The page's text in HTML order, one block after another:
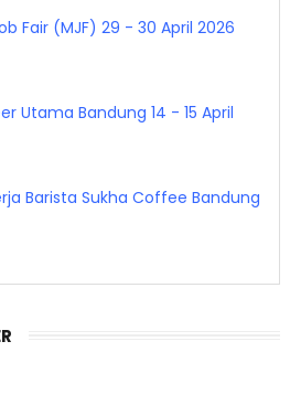
The Piano Shop Team
Fair (MJF) 29 - 30 April 2026
Utama Bandung 14 - 15 April